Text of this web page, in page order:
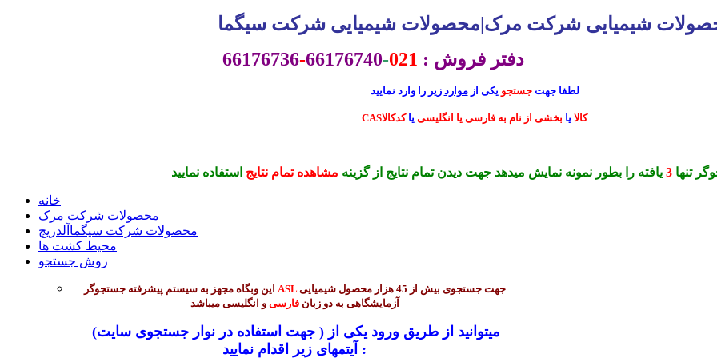
شیمیایی شرکت مرک|محصولات شیمیایی شرکت سیگما
دفتر فروش : 021
-
66176740
-
66176736
لطفا جهتجستجو یکی ازموارد زیر را وارد نمایید
CASکالا یا بخشی از نام به فارسی یا انگلیسی یاکدکالا
تنها3 یافته را بطور نمونه نمایش میدهد جهت دیدن تمام نتایج از گزینه مشاهده تمام نتایج استفاده نمایید
خانه
محصولات شرکت مرک
محصولات شرکت سیگماآلدریچ
محیط کشت ها
روش جستجو
ASLجهت جستجوی بیش از 45 هزار محصول شیمیایی
آزمایشگاهی به دو زبانفارسی و انگلیسی میباشد
(جهت استفاده در نوار جستجوی سایت ) میتوانید از طریق ورود یکی از
آیتمهای زیر اقدام نمایید :